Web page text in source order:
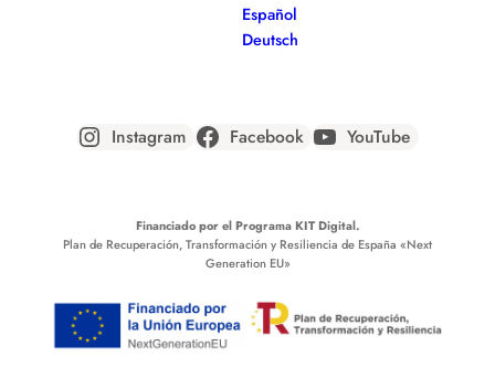
Español
Deutsch
Instagram Facebook YouTube
Financiado por el Programa KIT Digital.
Plan de Recuperación, Transformación y Resiliencia de España «Next
Generation EU»